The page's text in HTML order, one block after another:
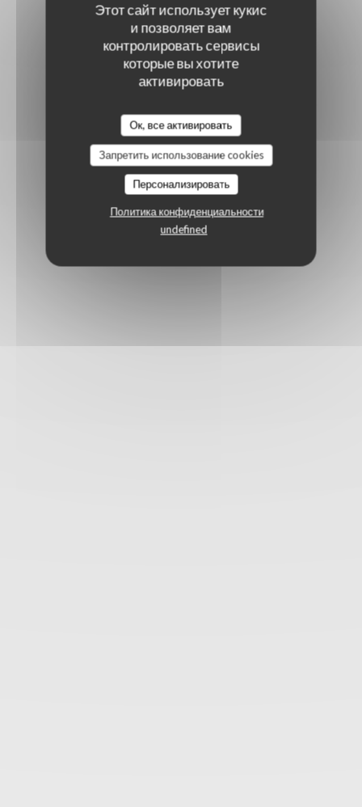
Этот сайт использует кукис
и позволяет вам
контролировать сервисы
которые вы хотите
активировать
Ок, все активировать
Запретить использование cookies
Персонализировать
Политика конфиденциальности
undefined